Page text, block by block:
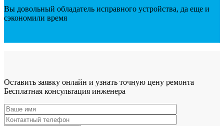
Вы довольный обладатель исправного устройства, да еще и
сэкономили время
Оставить заявку онлайн и узнать точную цену ремонта
Бесплатная консультация инженера